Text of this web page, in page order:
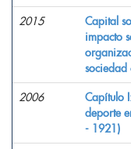
2015
Capital
impacto
sociedad
2006
Capítulo
deporte
- 1921)